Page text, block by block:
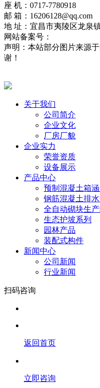
座 机：0717-7780918
邮 箱：16206128@qq.com
地 址：宜昌市夷陵区龙泉
网站备案号：
声明：本站部分图片来源
谢！
关于我们
公司简介
企业文化
厂房厂貌
企业实力
荣誉资质
设备展示
产品中心
预制混凝土箱
钢筋混凝土排
全自动砌块生
生态护坡系列
园林产品
装配式构件
新闻中心
公司新闻
行业新闻
扫码咨询
返回首页
立即咨询